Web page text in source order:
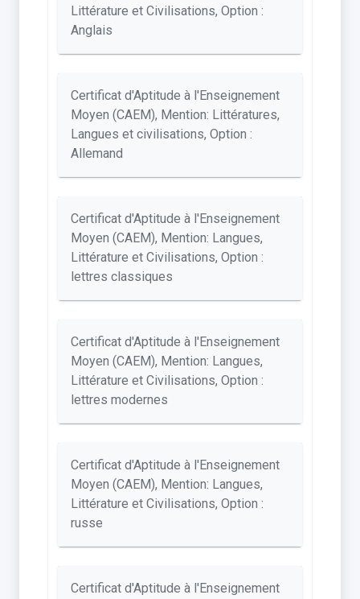
Littérature et Civilisations, Option :
Anglais
Certificat d'Aptitude à l'Enseignement
Moyen (CAEM), Mention: Littératures,
Langues et civilisations, Option :
Allemand
Certificat d'Aptitude à l'Enseignement
Moyen (CAEM), Mention: Langues,
Littérature et Civilisations, Option :
lettres classiques
Certificat d'Aptitude à l'Enseignement
Moyen (CAEM), Mention: Langues,
Littérature et Civilisations, Option :
lettres modernes
Certificat d'Aptitude à l'Enseignement
Moyen (CAEM), Mention: Langues,
Littérature et Civilisations, Option :
russe
Certificat d'Aptitude à l'Enseignement